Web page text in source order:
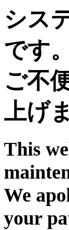
シス
です。
ご不
上げ
This
We
your